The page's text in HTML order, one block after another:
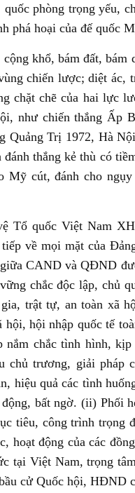
phòng trọng yếu,
phá hoại của đế quốc
khổ, bám đất, bám
chiến lược; diệt ác,
chặt chẽ của hai lực
như chiến thắng Ấp
Quảng Trị 1972, Hà
thắng kẻ thù có
cút, đánh cho
Tổ quốc Việt Nam
về mọi mặt của
CAND và QĐND
chắc độc lập, chủ
trật tự, an toàn xã
hội nhập quốc tế
chắc tình hình,
trương, giải pháp
hiệu quả các tình
bất ngờ. (ii) Phối
tiêu, công trình
hoạt động của các
tại Việt Nam, trọng
cử Quốc hội, HĐND